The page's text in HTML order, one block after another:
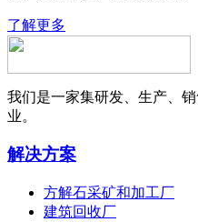
了解更多
我们是一家集研发、生产、
业。
解决方案
方解石采矿和加工厂
建筑回收厂